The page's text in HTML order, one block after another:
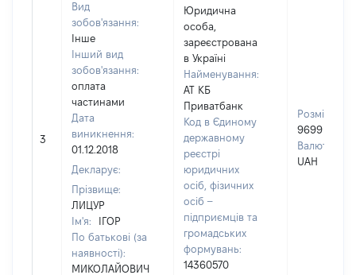
3
Вид
зобов'язання:
Інше
Інший вид
зобов'язання:
оплата
частинами
Дата
виникнення:
01.12.2018
Декларує:
Прізвище:
ЛИЦУР
Ім'я:
ІГОР
По батькові (за
наявності):
МИКОЛАЙОВИЧ
Юридична
особа,
зареєстрована
в Україні
Найменування:
АТ КБ
Приватбанк
Код в Єдиному
державному
реєстрі
юридичних
осіб, фізичних
осіб –
підприємців та
громадських
формувань:
14360570
Розмір:
9699
Валюта:
UAH